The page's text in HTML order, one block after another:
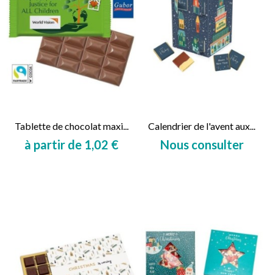
Tablette de chocolat maxi...
à partir de 1,02 €
Calendrier de l'avent aux...
Nous consulter